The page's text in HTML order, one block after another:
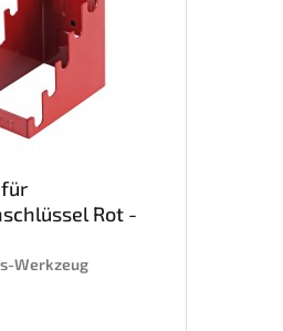
Rot -
Werkzeug